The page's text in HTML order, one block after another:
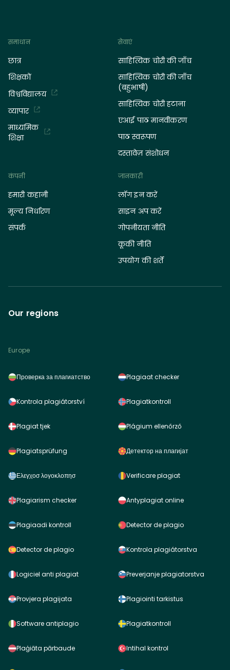
समाधान
छात्र
शिक्षकों
विश्वविद्यालय
व्यापार
माध्यमिक
शिक्षा
सेवाएं
साहित्यिक चोरी की जाँच
साहित्यिक चोरी की जाँच
(बहुभाषी)
साहित्यिक चोरी हटाना
एआई पाठ मानवीकरण
पाठ स्वरूपण
दस्तावेज़ संशोधन
कंपनी
हमारी कहानी
मूल्य निर्धारण
संपर्क
जानकारी
लॉग इन करें
साइन अप करें
गोपनीयता नीति
कूकी नीति
उपयोग की शर्तें
Our regions
Europe
Проверка за плагиатство
Kontrola plagiátorství
Plagiat tjek
Plagiatsprüfung
Ελεγχοσ λογοκλοπησ
Plagiarism checker
Plagiaadi kontroll
Detector de plagio
Logiciel anti plagiat
Provjera plagijata
Software antiplagio
Plaģiāta pārbaude
Plagiaat checker
Plagiatkontroll
Plágium ellenőrző
Детектор на плагијат
Verificare plagiat
Antyplagiat online
Detector de plagio
Kontrola plagiátorstva
Preverjanje plagiatorstva
Plagiointi tarkistus
Plagiatkontroll
Intihal kontrol